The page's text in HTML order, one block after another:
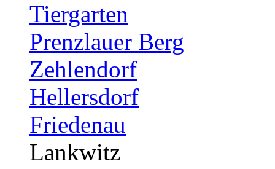
Tiergarten
Prenzlauer Berg
Zehlendorf
Hellersdorf
Friedenau
Lankwitz